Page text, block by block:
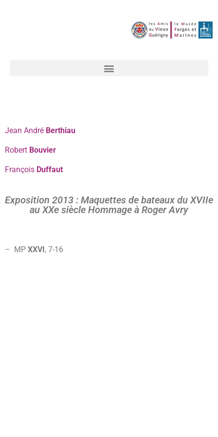
Jean André Berthiau
Robert Bouvier
François Duffaut
Exposition 2013 : Maquettes de bateaux du XVIIe
au XXe siècle Hommage à Roger Avry
– MP XXVI, 7-16